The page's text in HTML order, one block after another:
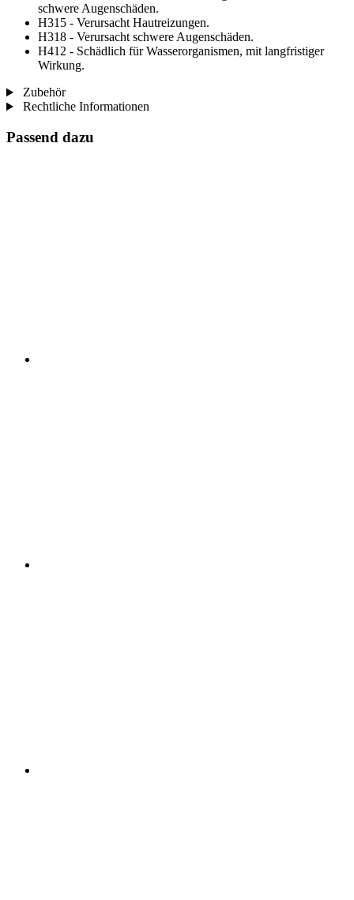
schwere Augenschäden.
H315 - Verursacht Hautreizungen.
H318 - Verursacht schwere Augenschäden.
H412 - Schädlich für Wasserorganismen, mit langfristiger
Wirkung.
Zubehör
Rechtliche Informationen
Passend dazu